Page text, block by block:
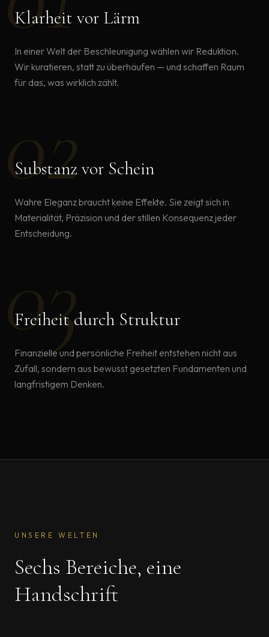
Klarheit vor Lärm
In einer Welt der Beschleunigung wählen wir Reduktion.
Wir kuratieren, statt zu überhäufen — und schaffen Raum
für das, was wirklich zählt.
02
Substanz vor Schein
Wahre Eleganz braucht keine Effekte. Sie zeigt sich in
Materialität, Präzision und der stillen Konsequenz jeder
Entscheidung.
03
Freiheit durch Struktur
Finanzielle und persönliche Freiheit entstehen nicht aus
Zufall, sondern aus bewusst gesetzten Fundamenten und
langfristigem Denken.
UNSERE WELTEN
Sechs Bereiche, eine
Handschrift